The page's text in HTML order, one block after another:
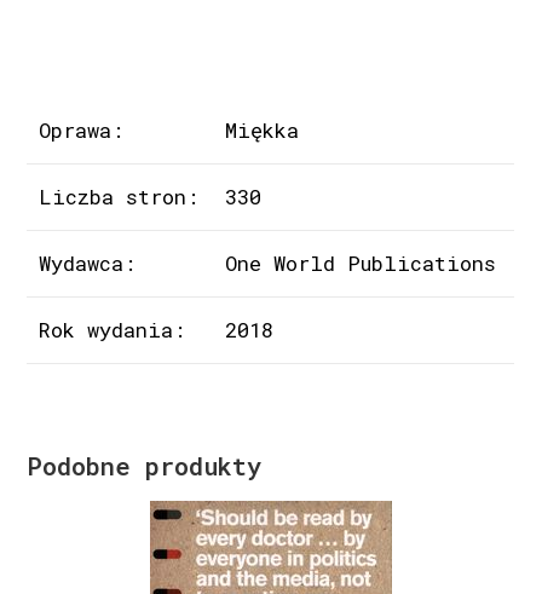
Oprawa: Miękka
Liczba stron: 330
Wydawca: One World Publications
Rok wydania: 2018
Podobne produkty